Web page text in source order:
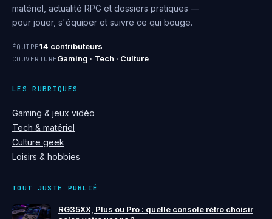
matériel, actualité RPG et dossiers pratiques —
pour jouer, s'équiper et suivre ce qui bouge.
ÉQUIPE14 contributeurs
COUVERTUREGaming · Tech · Culture
LES RUBRIQUES
Gaming & jeux vidéo
Tech & matériel
Culture geek
Loisirs & hobbies
TOUT JUSTE PUBLIÉ
RG35XX, Plus ou Pro : quelle console rétro choisir